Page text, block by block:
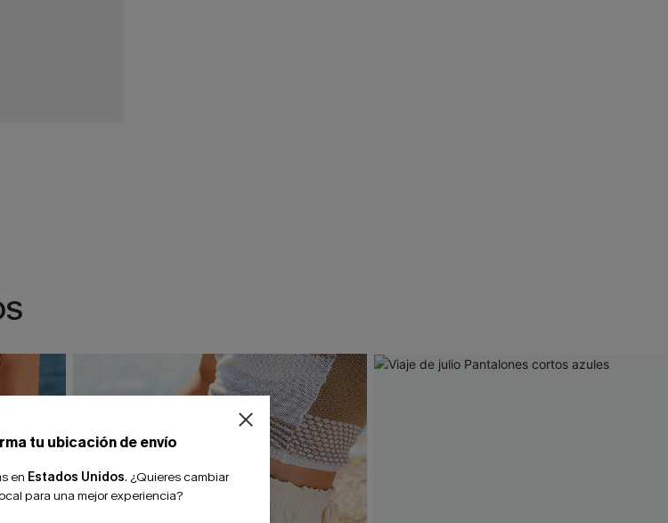
tu ubicación de envío
en Estados Unidos. ¿Quieres cambiar
para una mejor experiencia?
-10% extra sin compra mínima